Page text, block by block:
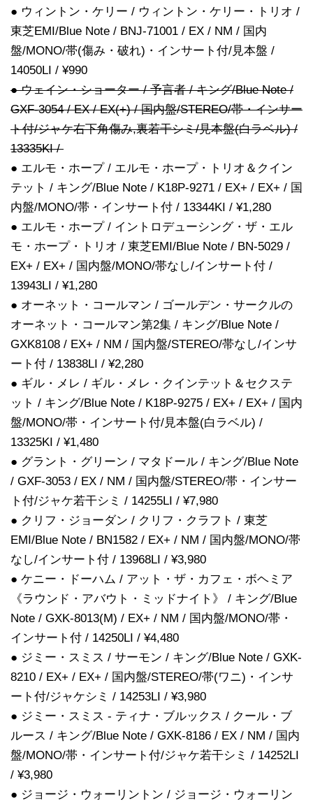
● ウィントン・ケリー / ウィントン・ケリー・トリオ /
東芝EMI/Blue Note / BNJ-71001 / EX / NM / 国内
盤/MONO/帯(傷み・破れ)・インサート付/見本盤 /
14050LI / ¥990
● ウェイン・ショーター / 予言者 / キング/Blue Note /
GXF-3054 / EX / EX(+) / 国内盤/STEREO/帯・インサー
ト付/ジャケ右下角傷み,裏若干シミ/見本盤(白ラベル) /
13335KI /
● エルモ・ホープ / エルモ・ホープ・トリオ＆クイン
テット / キング/Blue Note / K18P-9271 / EX+ / EX+ / 国
内盤/MONO/帯・インサート付 / 13344KI / ¥1,280
● エルモ・ホープ / イントロデューシング・ザ・エル
モ・ホープ・トリオ / 東芝EMI/Blue Note / BN-5029 /
EX+ / EX+ / 国内盤/MONO/帯なし/インサート付 /
13943LI / ¥1,280
● オーネット・コールマン / ゴールデン・サークルの
オーネット・コールマン第2集 / キング/Blue Note /
GXK8108 / EX+ / NM / 国内盤/STEREO/帯なし/インサ
ート付 / 13838LI / ¥2,280
● ギル・メレ / ギル・メレ・クインテット＆セクステ
ット / キング/Blue Note / K18P-9275 / EX+ / EX+ / 国内
盤/MONO/帯・インサート付/見本盤(白ラベル) /
13325KI / ¥1,480
● グラント・グリーン / マタドール / キング/Blue Note
/ GXF-3053 / EX / NM / 国内盤/STEREO/帯・インサー
ト付/ジャケ若干シミ / 14255LI / ¥7,980
● クリフ・ジョーダン / クリフ・クラフト / 東芝
EMI/Blue Note / BN1582 / EX+ / NM / 国内盤/MONO/帯
なし/インサート付 / 13968LI / ¥3,980
● ケニー・ドーハム / アット・ザ・カフェ・ボヘミア
《ラウンド・アバウト・ミッドナイト》 / キング/Blue
Note / GXK-8013(M) / EX+ / NM / 国内盤/MONO/帯・
インサート付 / 14250LI / ¥4,480
● ジミー・スミス / サーモン / キング/Blue Note / GXK-
8210 / EX+ / EX+ / 国内盤/STEREO/帯(ワニ)・インサ
ート付/ジャケシミ / 14253LI / ¥3,980
● ジミー・スミス - ティナ・ブルックス / クール・ブ
ルース / キング/Blue Note / GXK-8186 / EX / NM / 国内
盤/MONO/帯・インサート付/ジャケ若干シミ / 14252LI
/ ¥3,980
● ジョージ・ウォーリントン / ジョージ・ウォーリン